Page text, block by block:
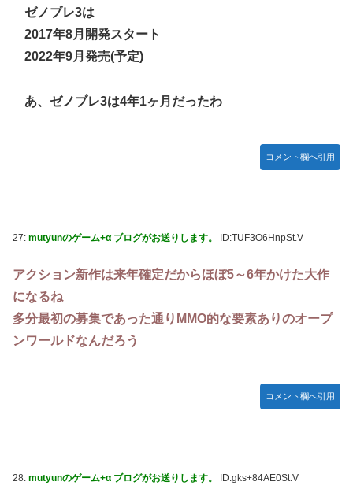
ゼノブレ3は
2017年8月開発スタート
2022年9月発売(予定)
あ、ゼノブレ3は4年1ヶ月だったわ
コメント欄へ引用
27: mutyunのゲーム+α ブログがお送りします。 ID:TUF3O6HnpSt.V
アクション新作は来年確定だからほぼ5～6年かけた大作
になるね
多分最初の募集であった通りMMO的な要素ありのオープ
ンワールドなんだろう
コメント欄へ引用
28: mutyunのゲーム+α ブログがお送りします。 ID:gks+84AE0St.V